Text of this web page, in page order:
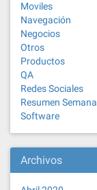
Moviles
Navegación
Negocios
Otros
Productos
QA
Redes Sociales
Resumen
Software
Archivos